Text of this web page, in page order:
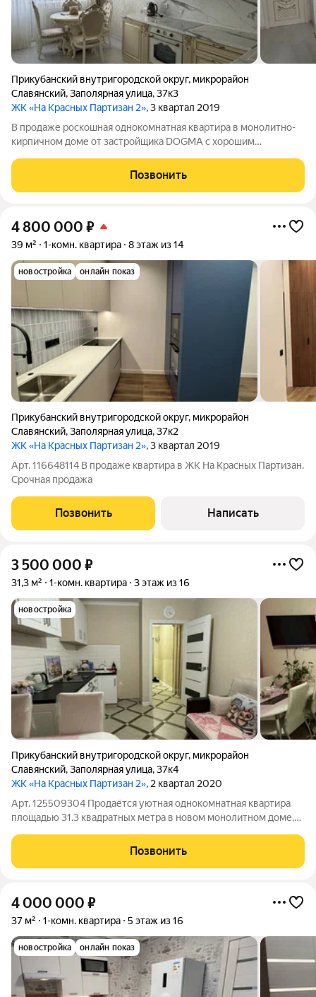
Прикубанский внутригородской округ, микрорайон
Славянский,Заполярная улица,37к3
ЖК «На Красных Партизан 2», 3 квартал 2019
В продаже роскошная однокомнатная квартира в монолитно-
кирпичном доме от застройщика DOGMA с хорошим
агентству! О квартире и доме: Сделан свежий современный
ремонт, использованы качественные
Позвонить
4 800 000 ₽
39 м² 1-комн. квартира 8 этаж из 14
новостройка онлайн показ
Прикубанский внутригородской округ, микрорайон
Славянский,Заполярная улица,37к2
ЖК «На Красных Партизан 2», 3 квартал 2019
Арт. 116648114 В продаже квартира в ЖК На Красных Партизан.
Срочная продажа
Позвонить Написать
3 500 000 ₽
31,3 м² 1-комн. квартира 3 этаж из 16
новостройка
Прикубанский внутригородской округ, микрорайон
Славянский,Заполярная улица,37к4
ЖК «На Красных Партизан 2», 2 квартал 2020
Арт. 125509304 Продаётся уютная однокомнатная квартира
площадью 31.3 квадратных метра в новом монолитном доме,
внутригородского округа, микрорайоне Славянском, на улице
Заполярной. Дом построен в 2020
Позвонить
4 000 000 ₽
37 м² 1-комн. квартира 5 этаж из 16
новостройка онлайн показ